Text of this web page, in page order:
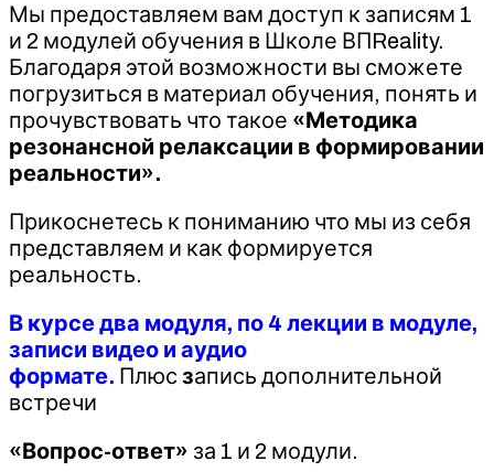
Мы предоставляем вам доступ к записям 1
и 2 модулей обучения в Школе ВПReality.
Благодаря этой возможности вы сможете
погрузиться в материал обучения, понять и
прочувствовать что такое «Методика
резонансной релаксации в формировании
реальности».
Прикоснетесь к пониманию что мы из себя
представляем и как формируется
реальность.
В курсе два модуля, по 4 лекции в модуле,
записи видео и аудио
формате. Плюс запись дополнительной
встречи
«Вопрос-ответ» за 1 и 2 модули.